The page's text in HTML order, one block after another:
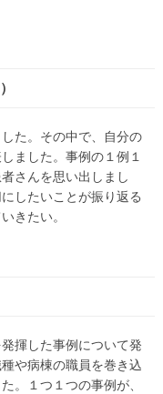
た。その中で、自分の
ました。事例の１例１
さんを思い出しまし
したいことが振り返る
きたい。
揮した事例について発
や病棟の職員を巻き込
。１つ１つの事例が、